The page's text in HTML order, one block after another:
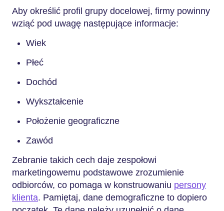
Aby określić profil grupy docelowej, firmy powinny
wziąć pod uwagę następujące informacje:
Wiek
Płeć
Dochód
Wykształcenie
Położenie geograficzne
Zawód
Zebranie takich cech daje zespołowi
marketingowemu podstawowe zrozumienie
odbiorców, co pomaga w konstruowaniu persony
klienta. Pamiętaj, dane demograficzne to dopiero